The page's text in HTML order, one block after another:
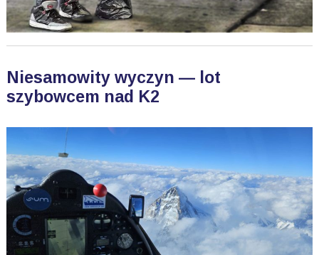
Niesamowity wyczyn — lot
szybowcem nad K2